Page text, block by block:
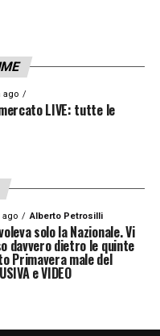
durante le
Lega Serie
Chivualla
sulla panchina
dall’inizio
ago
LIVE: tutte le
ago Alberto Petrosilli
solo la Nazionale. Vi
davvero dietro le quinte
Primavera male del
e VIDEO